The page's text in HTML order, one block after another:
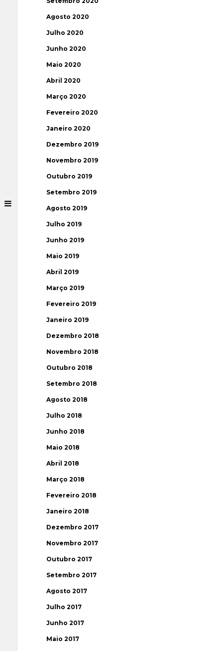
Agosto 2020
Julho 2020
Junho 2020
Maio 2020
Abril 2020
Março 2020
Fevereiro 2020
Janeiro 2020
Dezembro 2019
Novembro 2019
Outubro 2019
Setembro 2019
Agosto 2019
Julho 2019
Junho 2019
Maio 2019
Abril 2019
Março 2019
Fevereiro 2019
Janeiro 2019
Dezembro 2018
Novembro 2018
Outubro 2018
Setembro 2018
Agosto 2018
Julho 2018
Junho 2018
Maio 2018
Abril 2018
Março 2018
Fevereiro 2018
Janeiro 2018
Dezembro 2017
Novembro 2017
Outubro 2017
Setembro 2017
Agosto 2017
Julho 2017
Junho 2017
Maio 2017